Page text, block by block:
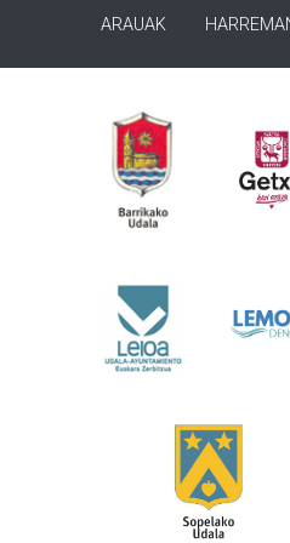
ARAUAK